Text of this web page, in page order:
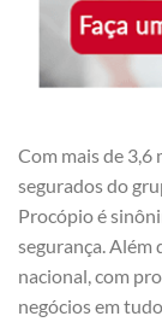
Com mais de 3,6
segurados do
Procópio é
segurança.
nacional, com
negócios em